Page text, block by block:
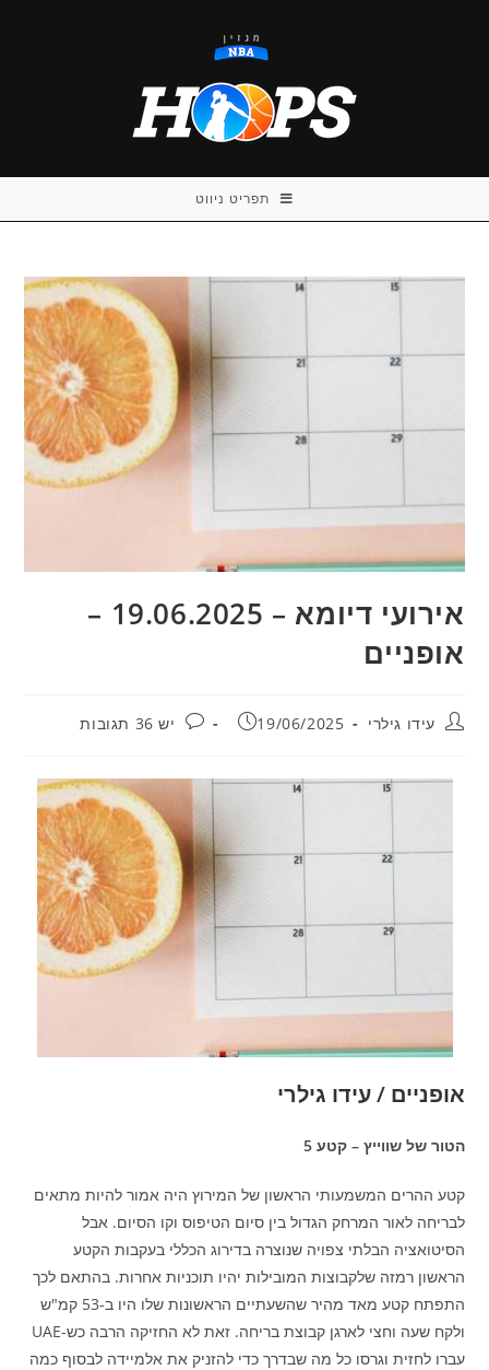
תפריט ניווט
אירועי דיומא – 19.06.2025 –
אופניים
מחבר:עידו גילרי פורסם:
19/06/2025 תגובות:
יש 36 תגובות
אופניים / עידו גילרי
הטור של שווייץ – קטע 5
קטע ההרים המשמעותי הראשון של המירוץ היה אמור להיות מתאים
לבריחה לאור המרחק הגדול בין סיום הטיפוס וקו הסיום. אבל
הסיטואציה הבלתי צפויה שנוצרה בדירוג הכללי בעקבות הקטע
הראשון רמזה שלקבוצות המובילות יהיו תוכניות אחרות. בהתאם לכך
התפתח קטע מאד מהיר שהשעתיים הראשונות שלו היו ב-53 קמ"ש
ולקח שעה וחצי לארגן קבוצת בריחה. זאת לא החזיקה הרבה כש-UAE
עברו לחזית וגרסו כל מה שבדרך כדי להזניק את אלמיידה לבסוף כמה